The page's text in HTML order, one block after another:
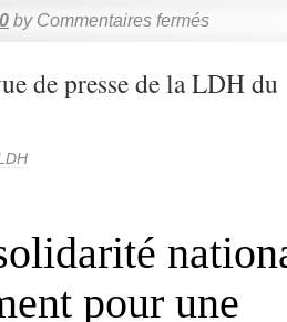
by Commentaires fermés
de presse de la LDH
pour une